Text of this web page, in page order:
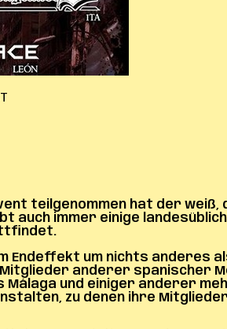
teilgenommen hat der
auch immer einige
Endeffekt um nichts
Mitglieder anderer spanischer
Málaga und einiger anderer
zu denen ihre